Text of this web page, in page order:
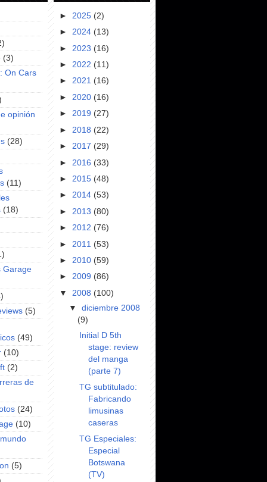
(3)
On Cars
opinión
(28)
(11)
(18)
Garage
(5)
(49)
(10)
(2)
de
(24)
(10)
(5)
► 2025 (2)
► 2024 (13)
► 2023 (16)
► 2022 (11)
► 2021 (16)
► 2020 (16)
► 2019 (27)
► 2018 (22)
► 2017 (29)
► 2016 (33)
► 2015 (48)
► 2014 (53)
► 2013 (80)
► 2012 (76)
► 2011 (53)
► 2010 (59)
► 2009 (86)
▼ 2008 (100)
▼diciembre 2008
(9)
Initial D 5th
stage: review
del manga
(parte 7)
TG subtitulado:
Fabricando
limusinas
caseras
TG Especiales:
Especial
Botswana
(TV)